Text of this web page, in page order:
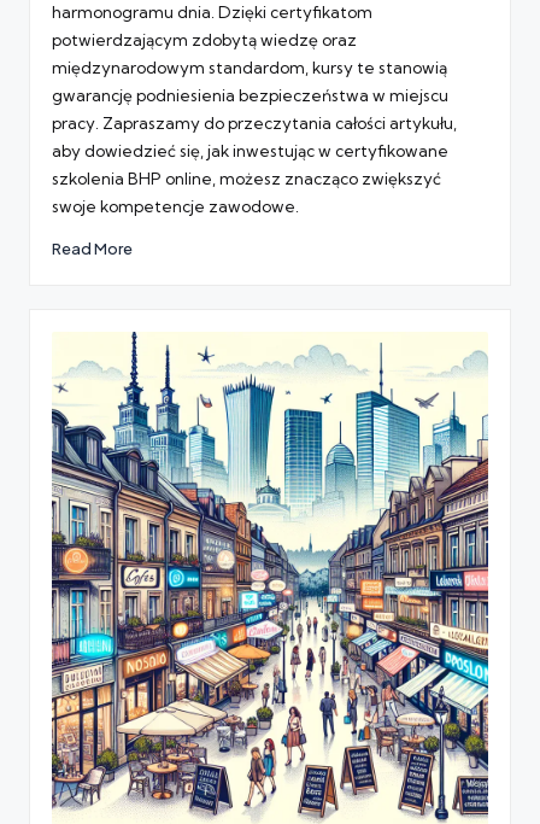
harmonogramu dnia. Dzięki certyfikatom
potwierdzającym zdobytą wiedzę oraz
międzynarodowym standardom, kursy te stanowią
gwarancję podniesienia bezpieczeństwa w miejscu
pracy. Zapraszamy do przeczytania całości artykułu,
aby dowiedzieć się, jak inwestując w certyfikowane
szkolenia BHP online, możesz znacząco zwiększyć
swoje kompetencje zawodowe.
Read More